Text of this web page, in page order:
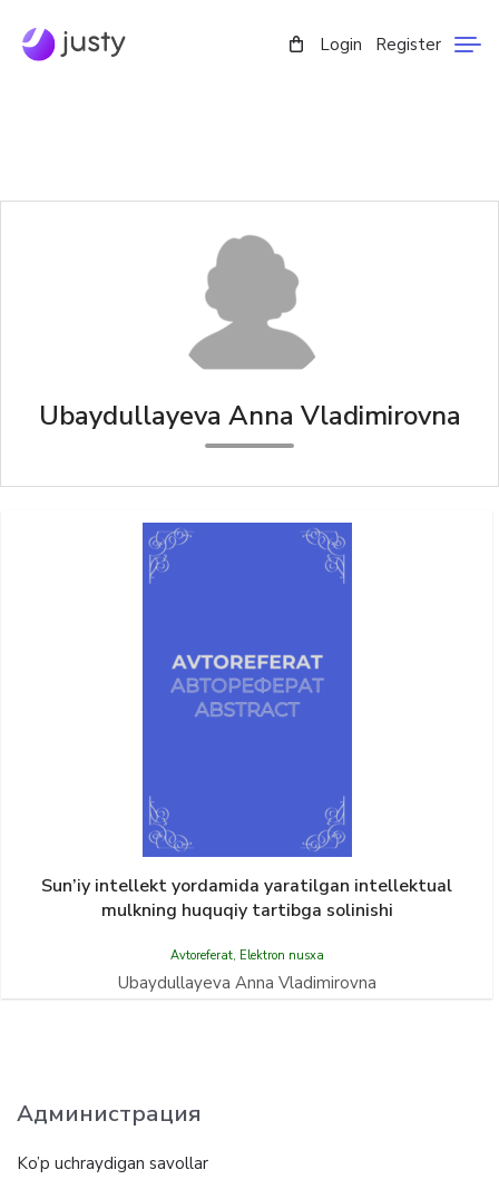
Login Register
Ubaydullayeva Anna Vladimirovna
Sun’iy intellekt yordamida yaratilgan intellektual
mulkning huquqiy tartibga solinishi
Avtoreferat, Elektron nusxa
Ubaydullayeva Anna Vladimirovna
Администрация
Ko’p uchraydigan savollar